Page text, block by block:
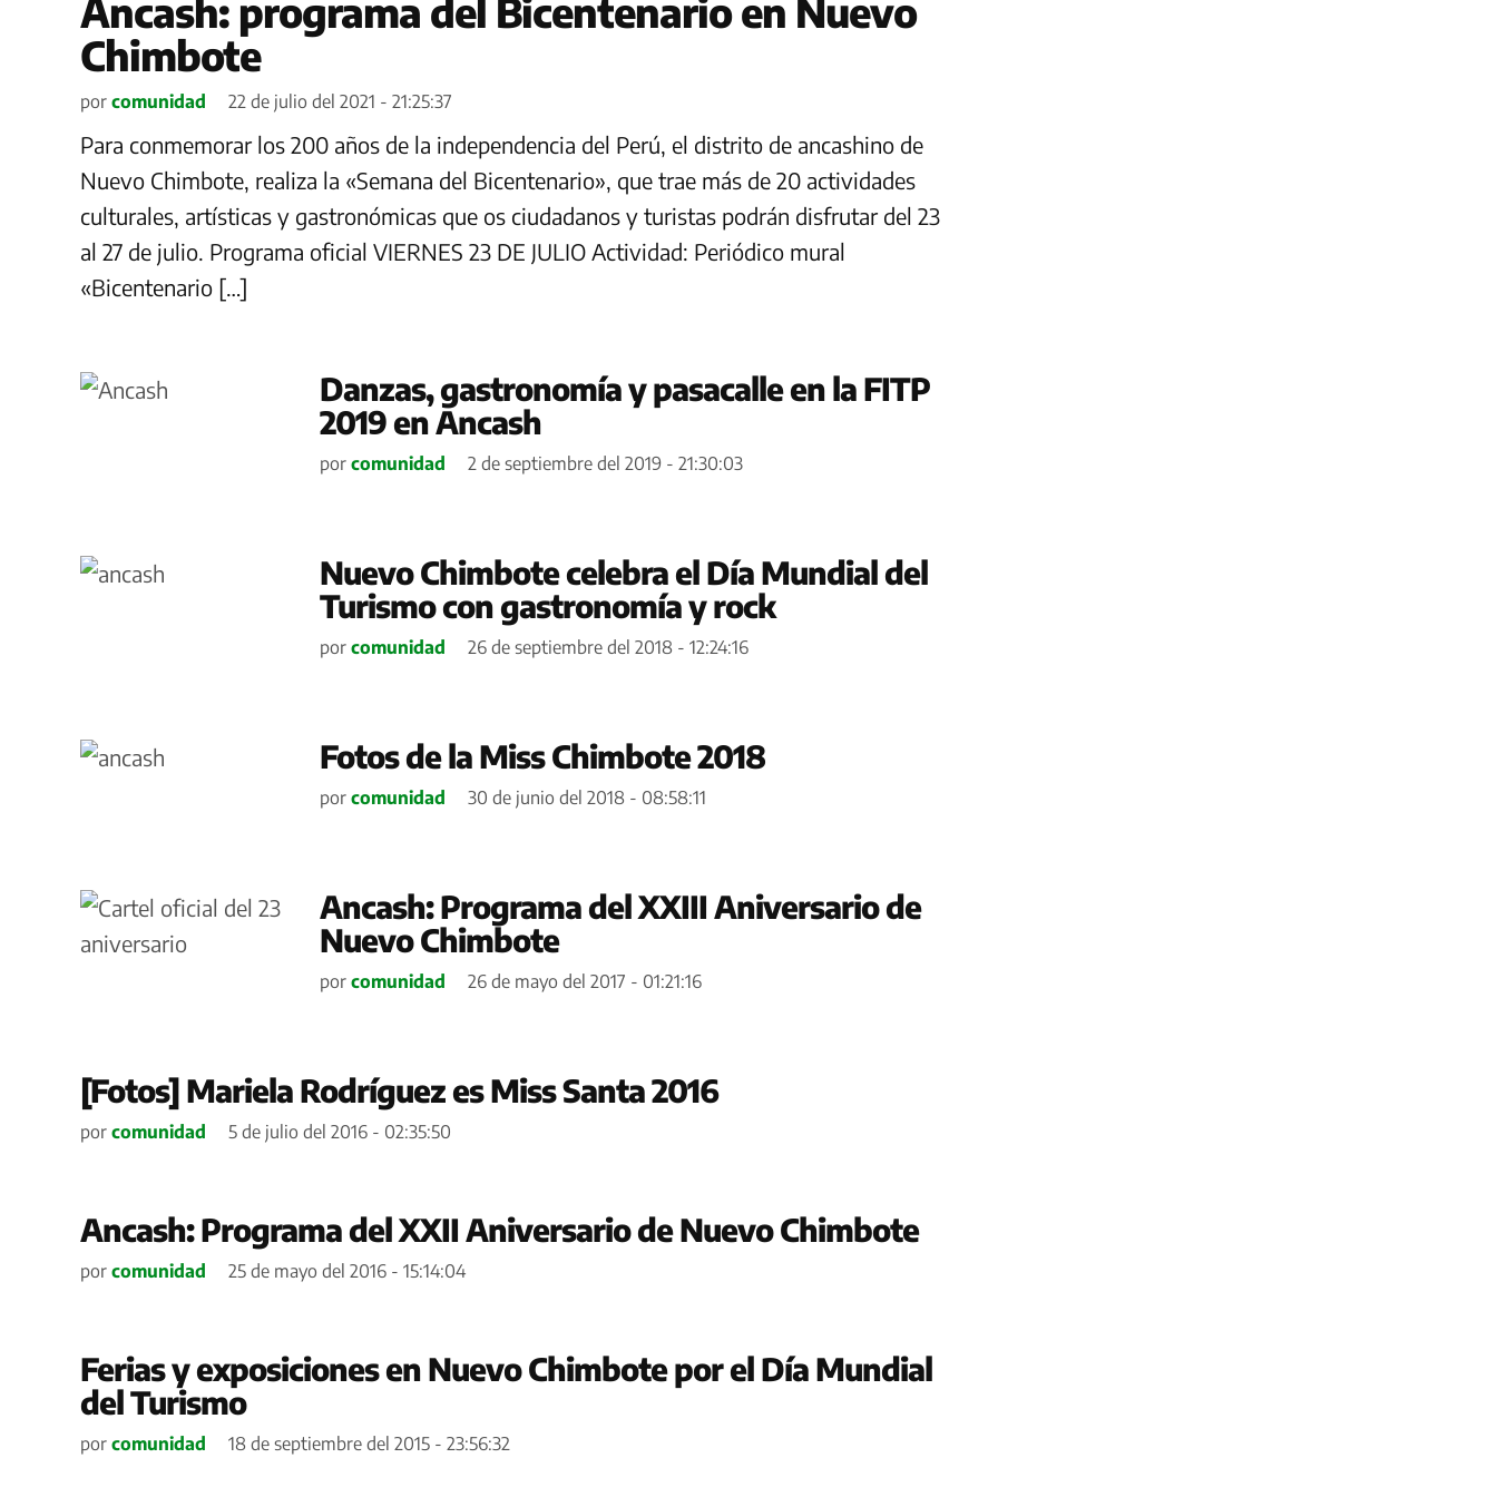
Ancash: programa del Bicentenario en Nuevo
Chimbote
por comunidad 22 de julio del 2021 - 21:25:37
Para conmemorar los 200 años de la independencia del Perú, el distrito de ancashino de
Nuevo Chimbote, realiza la «Semana del Bicentenario», que trae más de 20 actividades
culturales, artísticas y gastronómicas que os ciudadanos y turistas podrán disfrutar del 23
al 27 de julio. Programa oficial VIERNES 23 DE JULIO Actividad: Periódico mural
«Bicentenario […]
Danzas, gastronomía y pasacalle en la FITP
2019 en Ancash
por comunidad 2 de septiembre del 2019 - 21:30:03
Nuevo Chimbote celebra el Día Mundial del
Turismo con gastronomía y rock
por comunidad 26 de septiembre del 2018 - 12:24:16
Fotos de la Miss Chimbote 2018
por comunidad 30 de junio del 2018 - 08:58:11
Ancash: Programa del XXIII Aniversario de
Nuevo Chimbote
por comunidad 26 de mayo del 2017 - 01:21:16
[Fotos] Mariela Rodríguez es Miss Santa 2016
por comunidad 5 de julio del 2016 - 02:35:50
Ancash: Programa del XXII Aniversario de Nuevo Chimbote
por comunidad 25 de mayo del 2016 - 15:14:04
Ferias y exposiciones en Nuevo Chimbote por el Día Mundial
del Turismo
por comunidad 18 de septiembre del 2015 - 23:56:32